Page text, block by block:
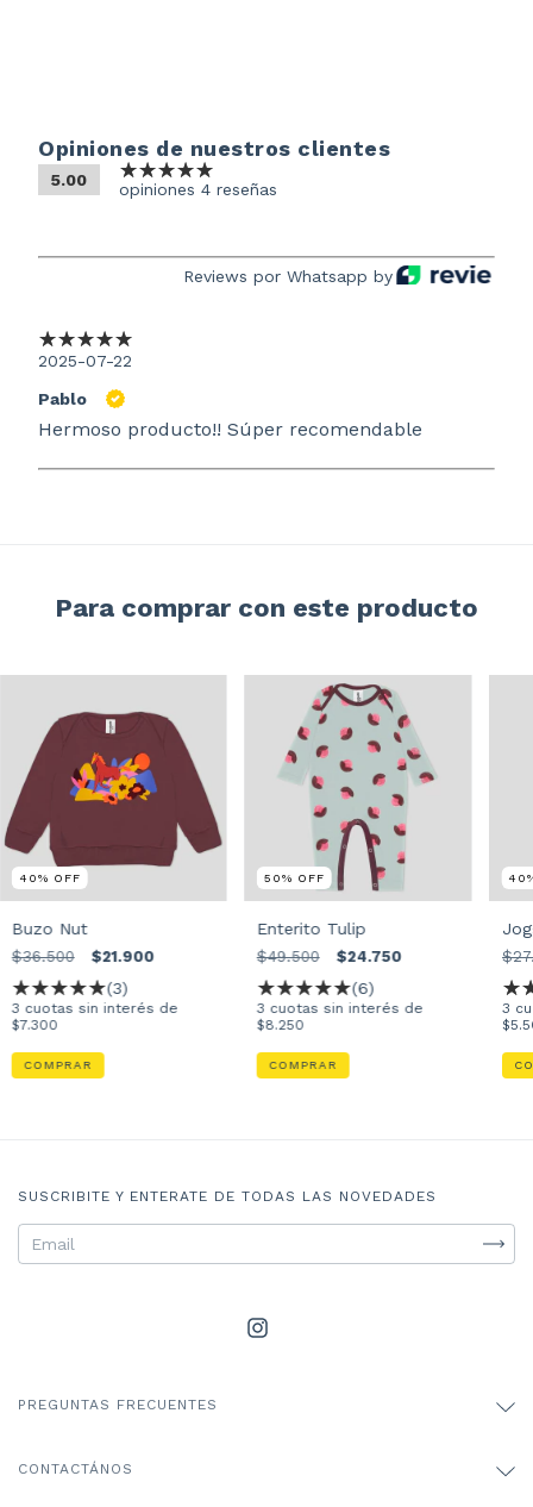
Opiniones de nuestros clientes
5.00 opiniones 4 reseñas
Reviews por Whatsapp by
2025-07-22
Pablo
Hermoso producto!! Súper recomendable
Para comprar con este producto
40% OFF
Buzo Nut
$36.500 $21.900
(3)
3 cuotas sin interés de
$7.300
COMPRAR
50% OFF
Enterito Tulip
$49.500 $24.750
(6)
3 cuotas sin interés de
$8.250
COMPRAR
40
3
SUSCRIBITE Y ENTERATE DE TODAS LAS NOVEDADES
PREGUNTAS FRECUENTES
CONTACTÁNOS